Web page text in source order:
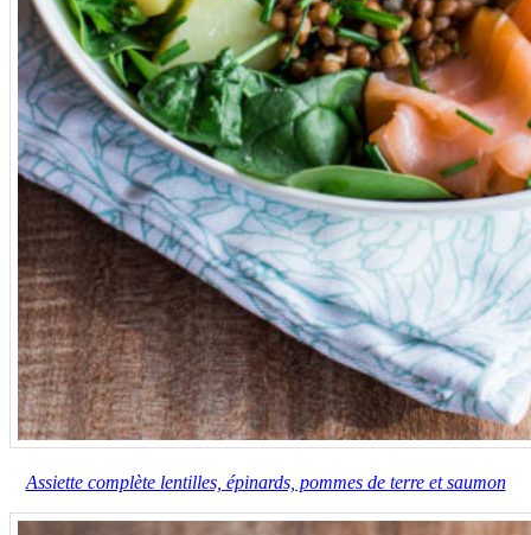
Assiette complète lentilles, épinards, pommes de terre et saumon